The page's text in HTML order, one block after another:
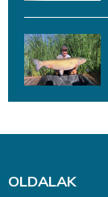
OLDALAK